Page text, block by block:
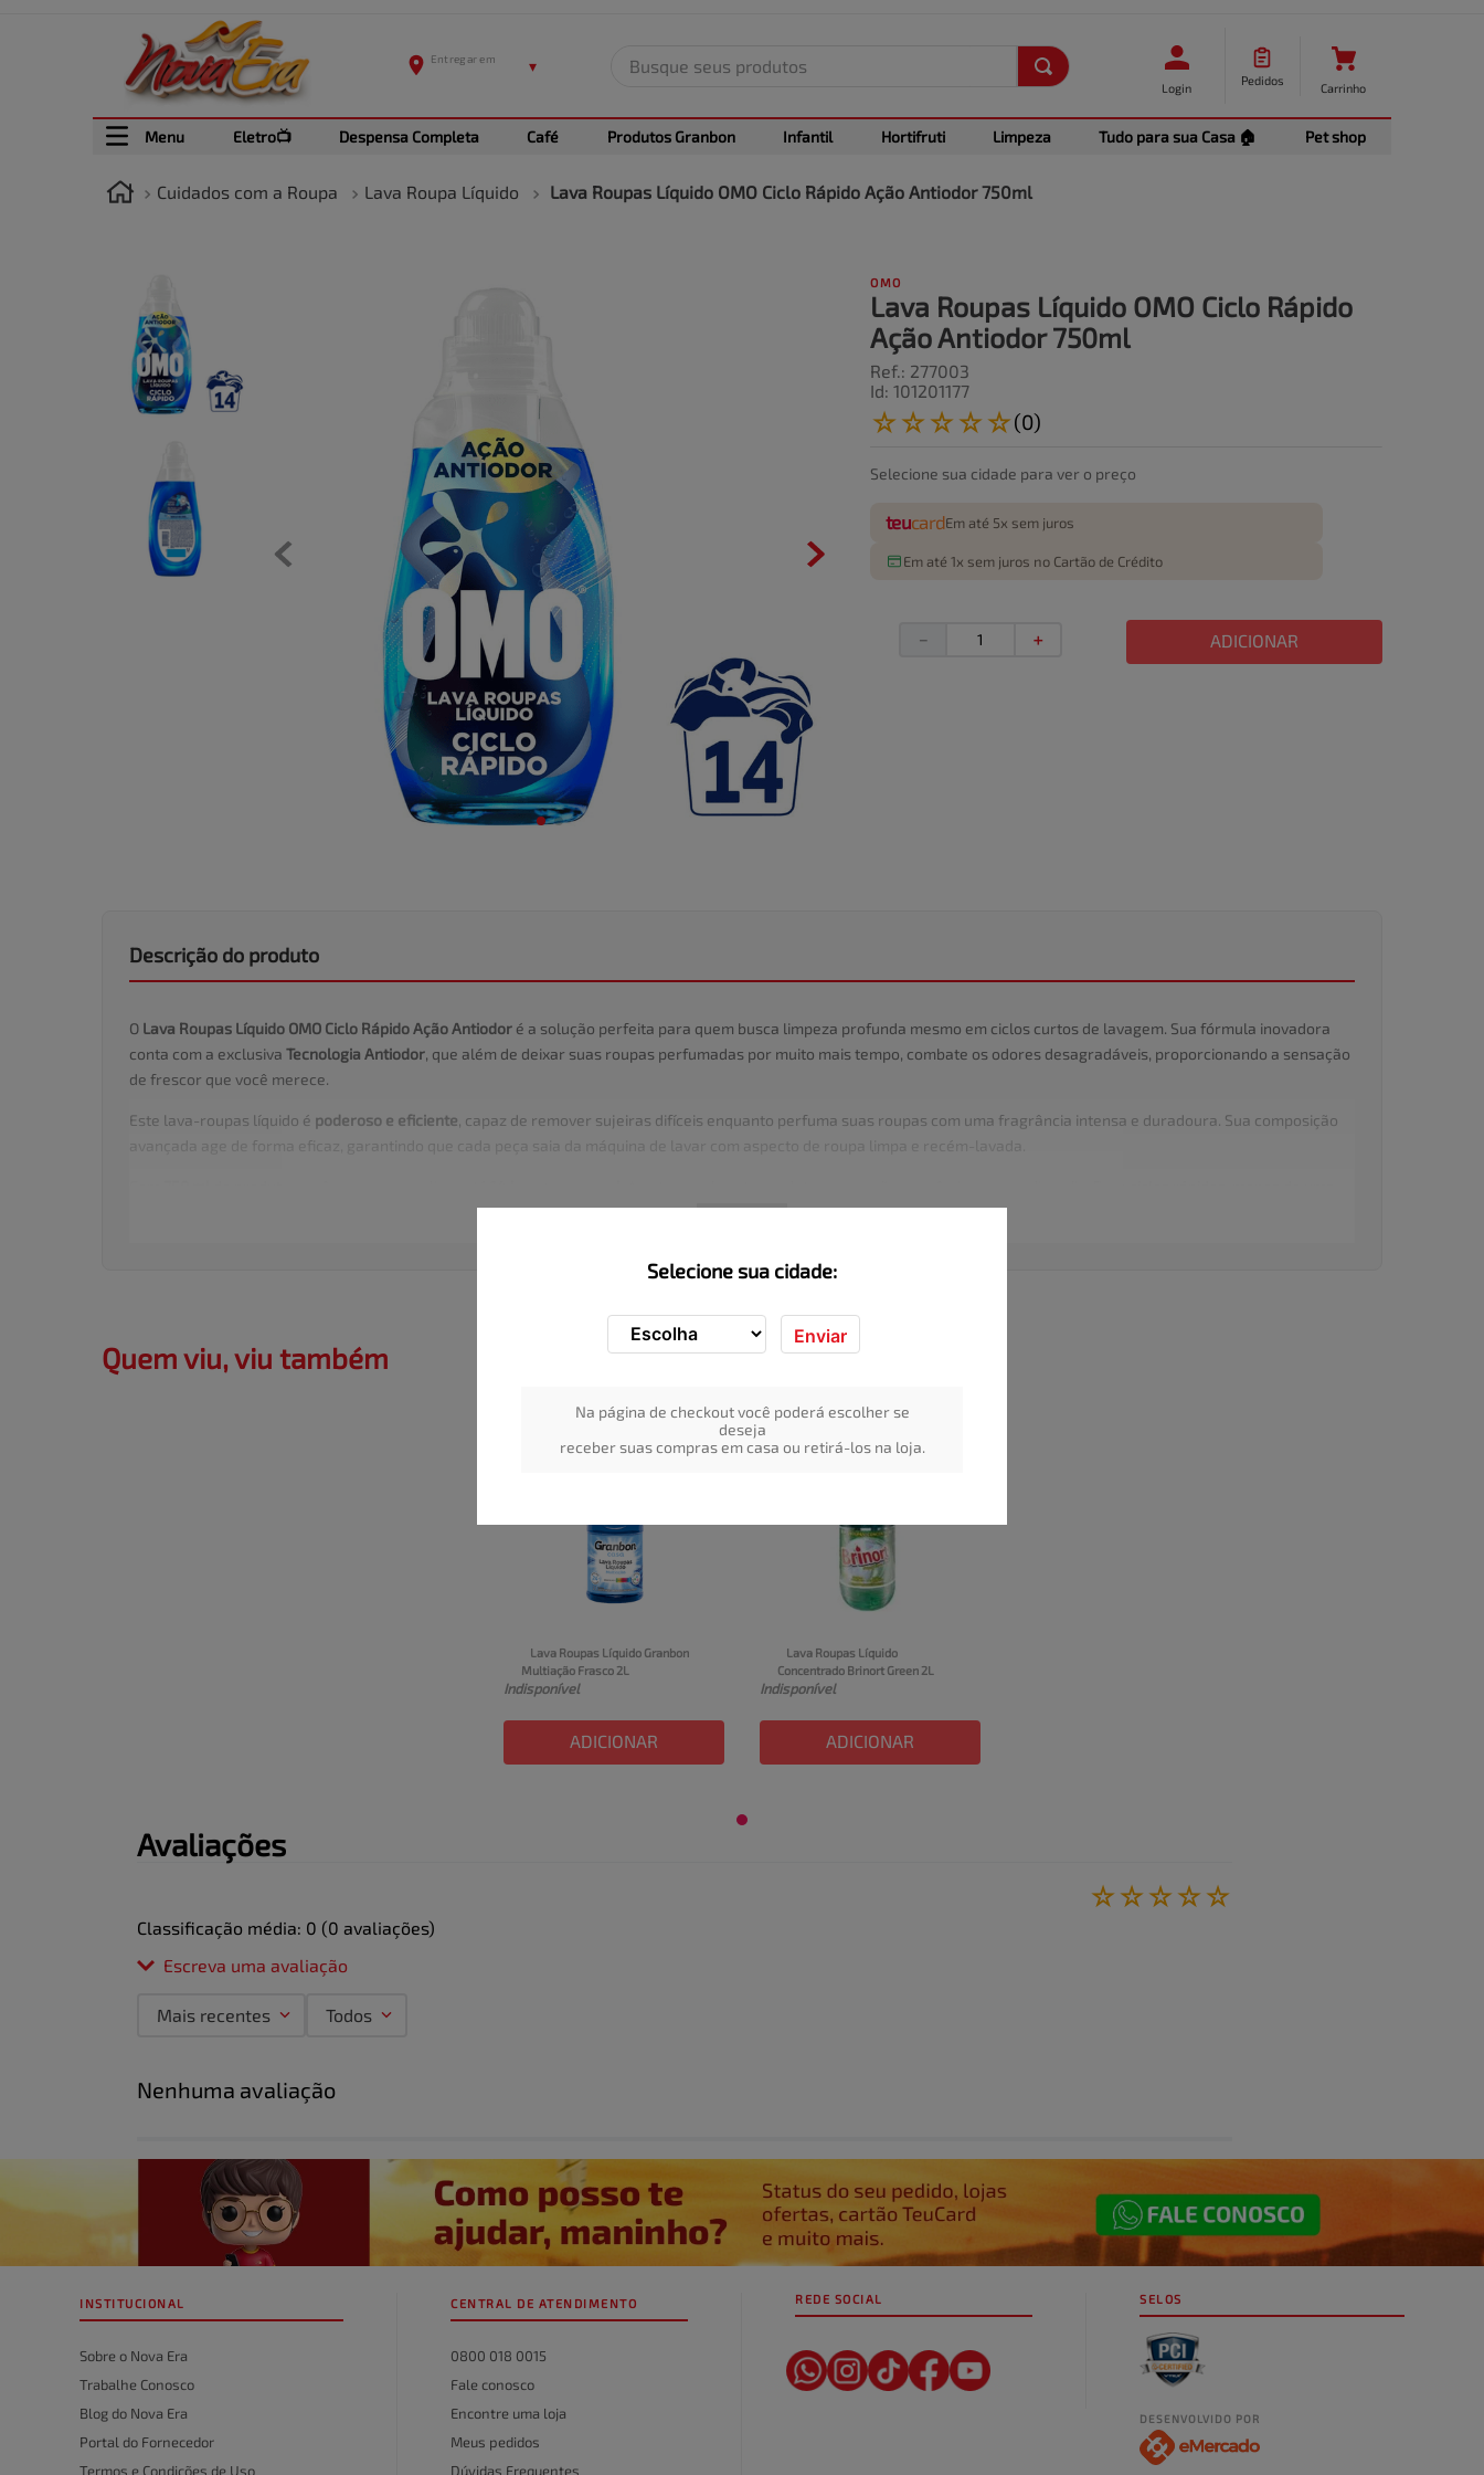
Selecione sua cidade:
Enviar
Na página de checkout você poderá escolher se
deseja
receber suas compras em casa ou retirá-los na loja.
Login
Pedidos
Carrinho
Menu Eletro📺 Despensa Completa Café Produtos Granbon Infantil Hortifruti Limpeza Tudo para sua Casa 🏠 Pet shop
Cuidados com a Roupa Lava Roupa Líquido Lava Roupas Líquido OMO Ciclo Rápido Ação Antiodor 750ml
OMO
Lava Roupas Líquido OMO Ciclo Rápido
Ação Antiodor 750ml
Ref.: 277003
Id: 101201177
☆☆☆☆☆(0)
Selecione sua cidade para ver o preço
teucardEm até 5x sem juros
Em até 1x sem juros no Cartão de Crédito
＋
－ ADICIONAR
Descrição do produto
O Lava Roupas Líquido OMO Ciclo Rápido Ação Antiodor é a solução perfeita para quem busca limpeza profunda mesmo em ciclos curtos de lavagem. Sua fórmula inovadora
conta com a exclusiva Tecnologia Antiodor, que além de deixar suas roupas perfumadas por muito mais tempo, combate os odores desagradáveis, proporcionando a sensação
de frescor que você merece.
Este lava-roupas líquido é poderoso e eficiente , capaz de remover sujeiras difíceis enquanto perfuma suas roupas com uma fragrância intensa e duradoura. Sua composição
avançada age de forma eficaz, garantindo que cada peça saia da máquina de lavar com aspecto de roupa limpa e recém-lavada.
tampa é suficiente para obter resultados excelentes. O produto pode ser utilizado em qualquer tipo de ciclo de lavagem, não sendo limitado apenas a ciclos rápidos.
fibras dos tecidos, eliminando odores de suor, fumaça, gordura e outros cheiros impregnados.
Elimina odores desagradáveis com Tecnologia Antiodor
VER MAIS
Quem viu, viu também
Lava Roupas Líquido Granbon
Multiação Frasco 2L
Indisponível
ADICIONAR
Lava Roupas Líquido
Concentrado Brinort Green 2L
Indisponível
ADICIONAR
Avaliações
☆☆☆☆☆
Classificação média: 0 (0 avaliações)
Escreva uma avaliação
Título
Avalie o produto de 1 a 5 estrelas
★★★★★
Seu nome
Escreva uma avaliação
Mais recentes Todos
Nenhuma avaliação
INSTITUCIONAL
Sobre o Nova Era
Trabalhe Conosco
Blog do Nova Era
Portal do Fornecedor
Termos e Condições de Uso
CENTRAL DE ATENDIMENTO
0800 018 0015
Fale conosco
Encontre uma loja
Meus pedidos
Dúvidas Frequentes
REDE SOCIAL SELOS
DESENVOLVIDO POR
1
leite
2
frango